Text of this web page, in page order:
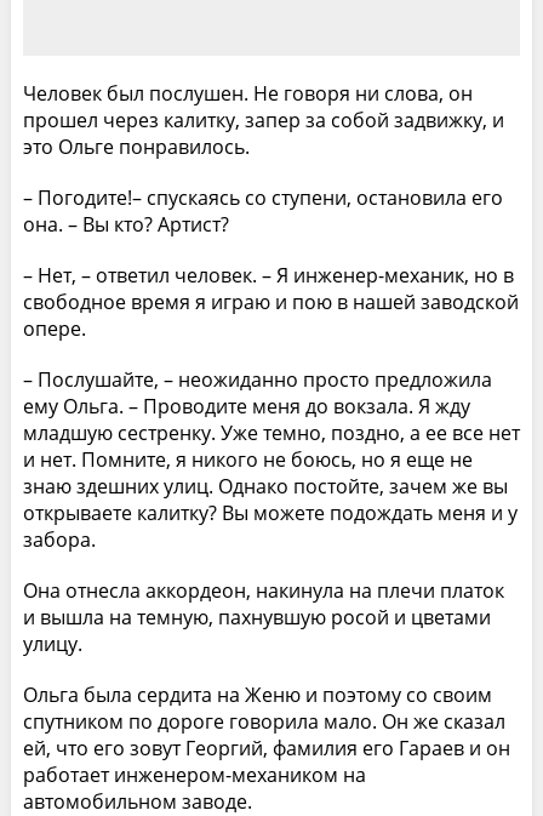
Человек был послушен. Не говоря ни слова, он
прошел через калитку, запер за собой задвижку, и
это Ольге понравилось.
– Погодите!– спускаясь со ступени, остановила его
она. – Вы кто? Артист?
– Нет, – ответил человек. – Я инженер-механик, но в
свободное время я играю и пою в нашей заводской
опере.
– Послушайте, – неожиданно просто предложила
ему Ольга. – Проводите меня до вокзала. Я жду
младшую сестренку. Уже темно, поздно, а ее все нет
и нет. Помните, я никого не боюсь, но я еще не
знаю здешних улиц. Однако постойте, зачем же вы
открываете калитку? Вы можете подождать меня и у
забора.
Она отнесла аккордеон, накинула на плечи платок
и вышла на темную, пахнувшую росой и цветами
улицу.
Ольга была сердита на Женю и поэтому со своим
спутником по дороге говорила мало. Он же сказал
ей, что его зовут Георгий, фамилия его Гараев и он
работает инженером-механиком на
автомобильном заводе.